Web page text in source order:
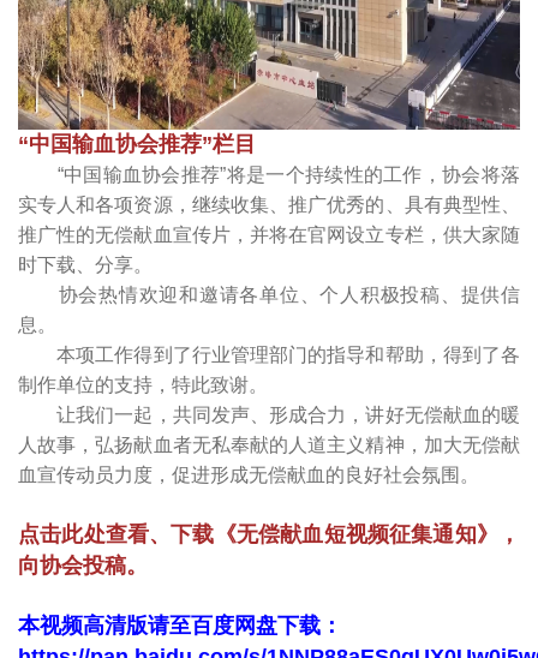
“中国输血协会推荐”栏目
“中国输血协会推荐”将是一个持续性的工作，协会将落
实专人和各项资源，继续收集、推广优秀的、具有典型性、
推广性的无偿献血宣传片，并将在官网设立专栏，供大家随
时下载、分享。
协会热情欢迎和邀请各单位、个人积极投稿、提供信
息。
本项工作得到了行业管理部门的指导和帮助，得到了各
制作单位的支持，特此致谢。
让我们一起，共同发声、形成合力，讲好无偿献血的暖
人故事，弘扬献血者无私奉献的人道主义精神，加大无偿献
血宣传动员力度，促进形成无偿献血的良好社会氛围。
点击此处查看、下载《无偿献血短视频征集通知》，
向协会投稿。
本视频高清版请至百度网盘下载：